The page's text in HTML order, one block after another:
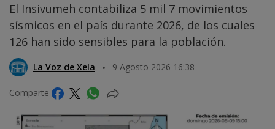
El Insivumeh contabiliza 5 mil 7 movimientos
sísmicos en el país durante 2026, de los cuales
126 han sido sensibles para la población.
La Voz de Xela 9 Agosto 2026 16:38
Comparte